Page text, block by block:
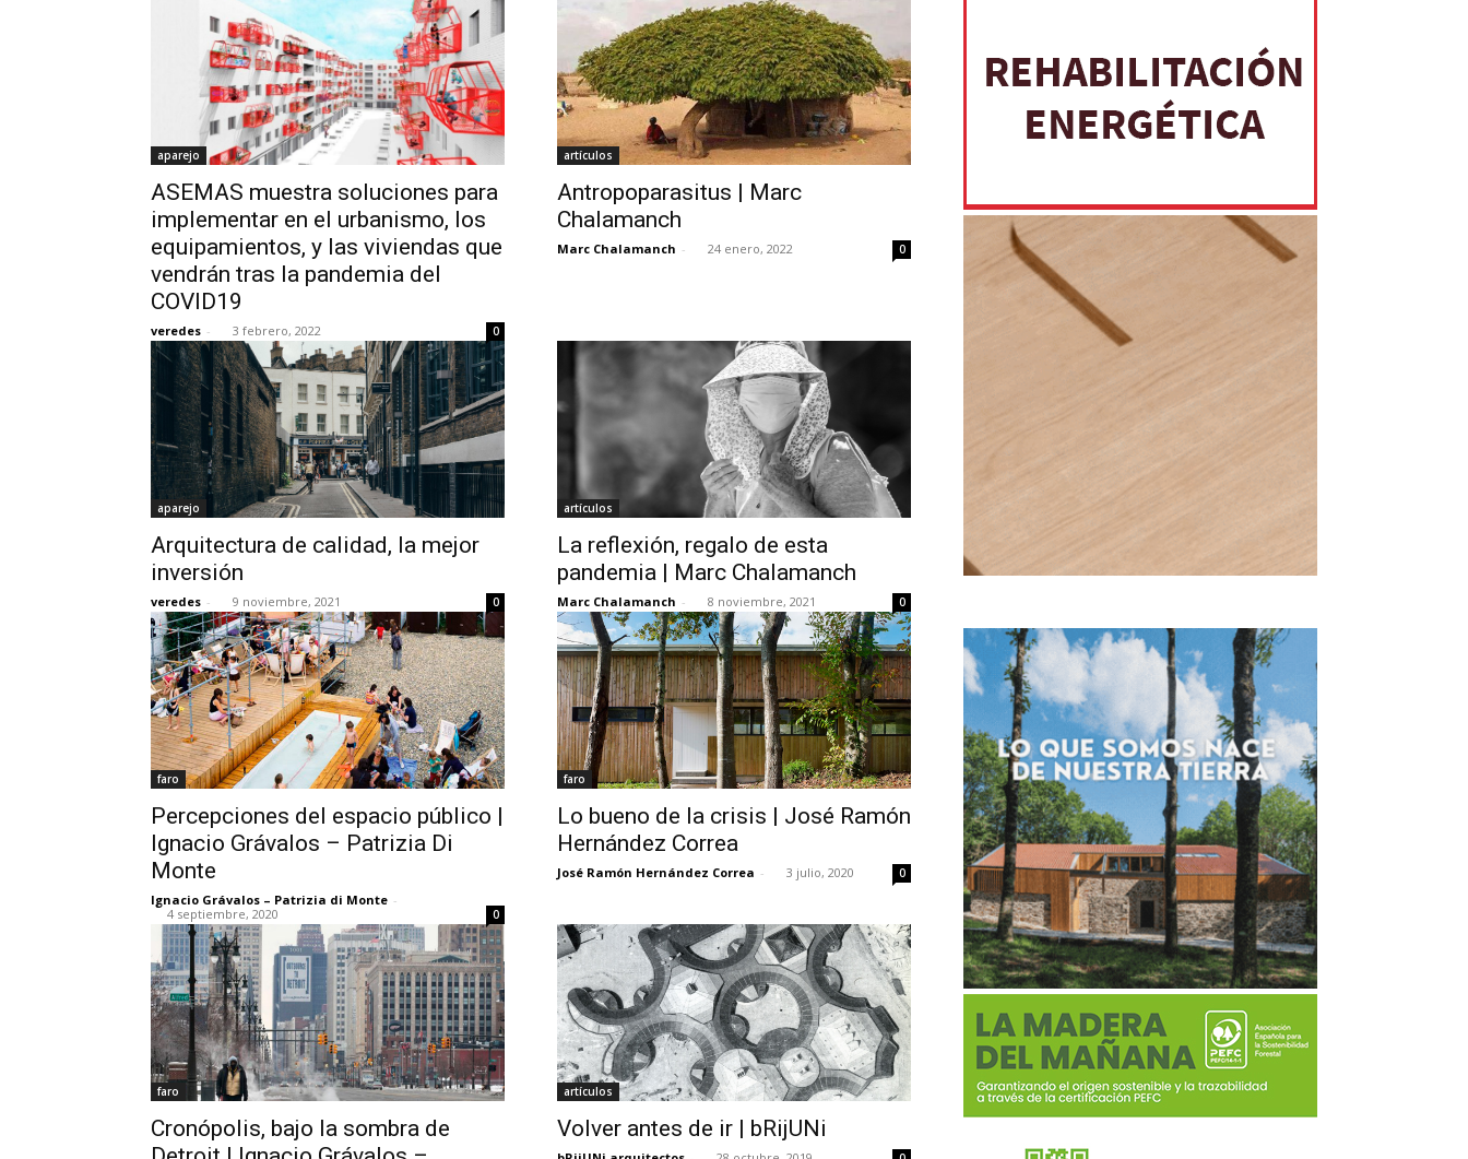
aparejo
ASEMAS muestra soluciones para
implementar en el urbanismo, los
equipamientos, y las viviendas que
vendrán tras la pandemia del
COVID19
veredes - 3 febrero, 2022 0
artículos
Antropoparasitus | Marc
Chalamanch
Marc Chalamanch - 24 enero, 2022 0
aparejo
Arquitectura de calidad, la mejor
inversión
veredes - 9 noviembre, 2021 0
artículos
La reflexión, regalo de esta
pandemia | Marc Chalamanch
Marc Chalamanch - 8 noviembre, 2021 0
faro
Percepciones del espacio público |
Ignacio Grávalos – Patrizia Di
Monte
Ignacio Grávalos – Patrizia di Monte -
4 septiembre, 2020
0
faro
Lo bueno de la crisis | José Ramón
Hernández Correa
José Ramón Hernández Correa - 3 julio, 2020 0
faro
Cronópolis, bajo la sombra de
artículos
Volver antes de ir | bRijUNi